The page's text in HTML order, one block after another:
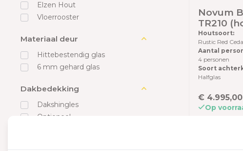
Elzen Hout
Vloerrooster
Materiaal deur
Hittebestendig glas
6 mm gehard glas
Dakbedekking
Dakshingles
Optioneel
Novum
TR210
cm
Cedar
Houtsoort:
Rustic Red
Aantal
4 personen
Soort
Halfglas
€ 4.995,00
Op